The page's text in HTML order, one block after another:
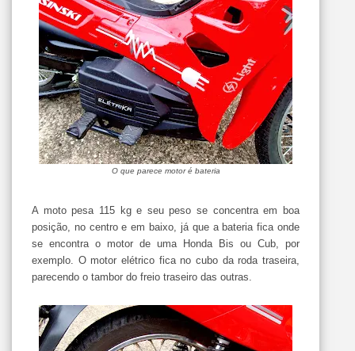
O que parece motor é bateria
A moto pesa 115 kg e seu peso se concentra em boa
posição, no centro e em baixo, já que a bateria fica onde
se encontra o motor de uma Honda Bis ou Cub, por
exemplo. O motor elétrico fica no cubo da roda traseira,
parecendo o tambor do freio traseiro das outras.